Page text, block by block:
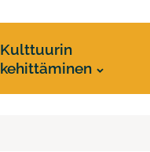
Kulttuurin
kehittäminen